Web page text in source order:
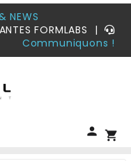
NEWS
FORMLABS
|
Communiquons !
shopping_cart
